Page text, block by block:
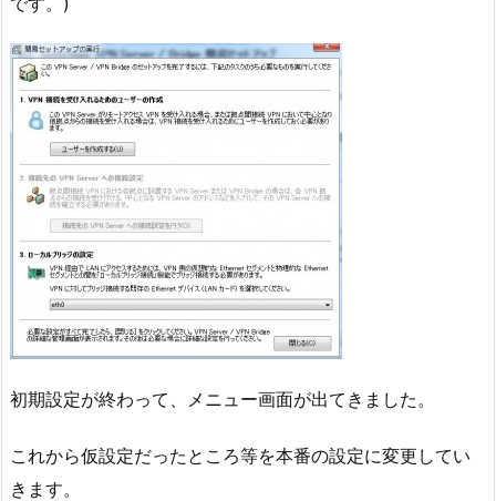
初期設定が終わって、メニュー画面が出てきました。
これから仮設定だったところ等を本番の設定に変更してい
きます。